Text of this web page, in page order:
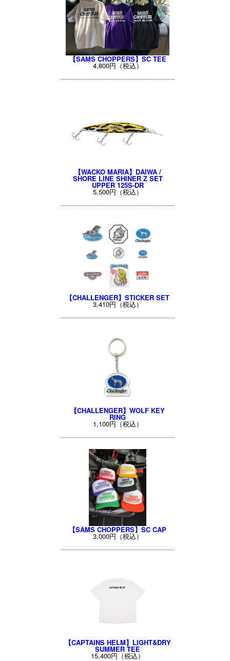
【SAMS CHOPPERS】SC TEE
4,800円（税込）
【WACKO MARIA】DAIWA /
SHORE LINE SHINER Z SET
UPPER 125S-DR
5,500円（税込）
【CHALLENGER】STICKER SET
3,410円（税込）
【CHALLENGER】WOLF KEY
RING
1,100円（税込）
【SAMS CHOPPERS】SC CAP
3,000円（税込）
【CAPTAINS HELM】LIGHT&DRY
SUMMER TEE
15,400円（税込）